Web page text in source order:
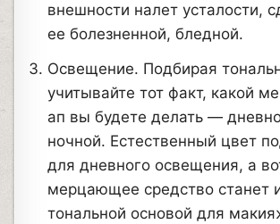
внешности налет усталости,
ее болезненной, бледной.
Освещение. Подбирая
учитывайте тот факт, какой
ап вы будете делать —
ночной. Естественный цвет
для дневного освещения, а
мерцающее средство станет
тональной основой для